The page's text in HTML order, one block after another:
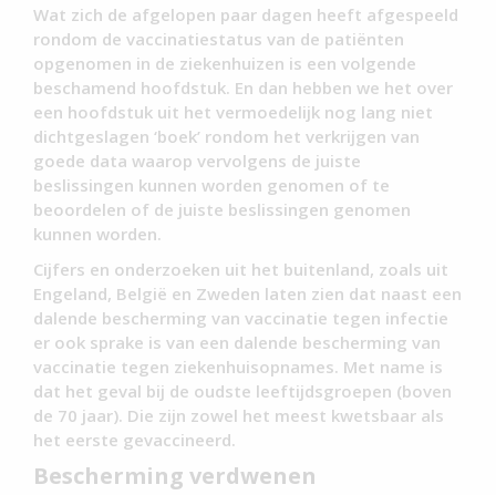
Wat zich de afgelopen paar dagen heeft afgespeeld
rondom de vaccinatiestatus van de patiënten
opgenomen in de ziekenhuizen is een volgende
beschamend hoofdstuk. En dan hebben we het over
een hoofdstuk uit het vermoedelijk nog lang niet
dichtgeslagen ‘boek’ rondom het verkrijgen van
goede data waarop vervolgens de juiste
beslissingen kunnen worden genomen of te
beoordelen of de juiste beslissingen genomen
kunnen worden.
Cijfers en onderzoeken uit het buitenland, zoals uit
Engeland, België en Zweden laten zien dat naast een
dalende bescherming van vaccinatie tegen infectie
er ook sprake is van een dalende bescherming van
vaccinatie tegen ziekenhuisopnames. Met name is
dat het geval bij de oudste leeftijdsgroepen (boven
de 70 jaar). Die zijn zowel het meest kwetsbaar als
het eerste gevaccineerd.
Bescherming verdwenen